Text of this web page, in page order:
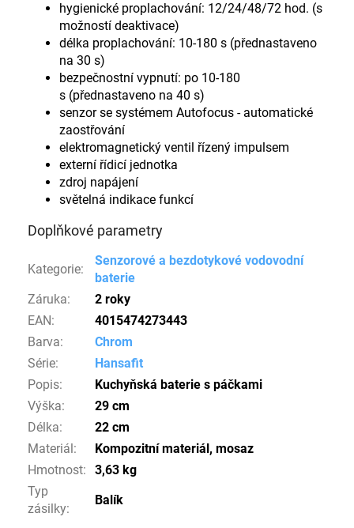
hygienické proplachování: 12/24/48/72 hod. (s
možností deaktivace)
délka proplachování: 10-180 s (přednastaveno
na 30 s)
bezpečnostní vypnutí: po 10-180
s (přednastaveno na 40 s)
senzor se systémem Autofocus - automatické
zaostřování
elektromagnetický ventil řízený impulsem
externí řídicí jednotka
zdroj napájení
světelná indikace funkcí
Doplňkové parametry
Kategorie:
Senzorové a bezdotykové vodovodní
baterie
Záruka:
2 roky
EAN:
4015474273443
Barva:
Chrom
Série:
Hansafit
Popis:
Kuchyňská baterie s páčkami
Výška:
29 cm
Délka:
22 cm
Materiál :
Kompozitní materiál, mosaz
Hmotnost:
3,63 kg
Typ
zásilky:
Balík